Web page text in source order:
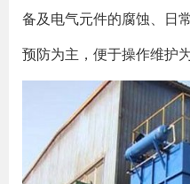
备及电气元件的腐蚀、日
预防为主，便于操作维护